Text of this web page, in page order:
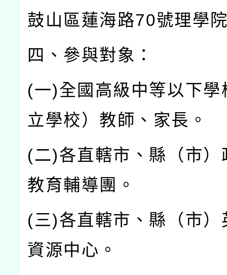
鼓山區蓮海路70號理學
四、參與對象：
(一)全國高級中等以下學
立學校）教師、家長。
(二)各直轄市、縣（市）
教育輔導團。
(三)各直轄市、縣（市）
資源中心。